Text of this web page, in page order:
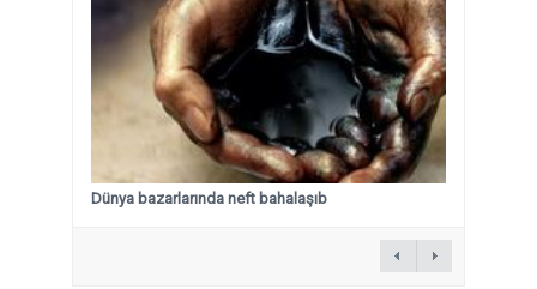
Dünya bazarlarında neft bahalaşıb